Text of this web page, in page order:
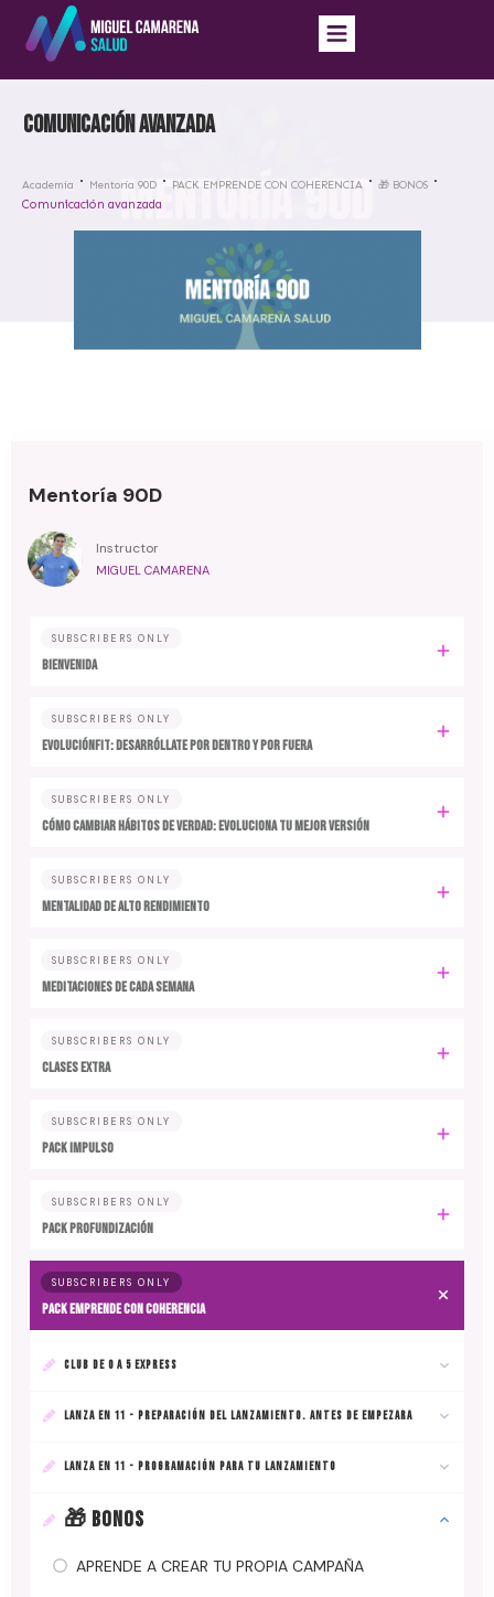
Comunicación avanzada
Academia Mentoría 90D PACK EMPRENDE CON COHERENCIA 🎁 BONOS
Comunicación avanzada
Mentoría 90D
Instructor
MIGUEL CAMARENA
SUBSCRIBERS ONLY
BIENVENIDA
SUBSCRIBERS ONLY
EvoluciónFit: desarróllate por dentro y por fuera
SUBSCRIBERS ONLY
Cómo cambiar hábitos de verdad: evoluciona tu mejor versión
SUBSCRIBERS ONLY
MENTALIDAD DE ALTO RENDIMIENTO
SUBSCRIBERS ONLY
MEDITACIONES DE CADA SEMANA
SUBSCRIBERS ONLY
CLASES EXTRA
SUBSCRIBERS ONLY
PACK IMPULSO
SUBSCRIBERS ONLY
PACK PROFUNDIZACIÓN
SUBSCRIBERS ONLY
PACK EMPRENDE CON COHERENCIA
CLUB DE 0 A 5 EXPRESS
LANZA EN 11 - PREPARACIÓN DEL LANZAMIENTO. ANTES DE EMPEZARA
LANZA EN 11 - PROGRAMACIÓN PARA TU LANZAMIENTO
🎁 BONOS
APRENDE A CREAR TU PROPIA CAMPAÑA